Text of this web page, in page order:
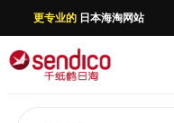
更专业的日本海淘网站